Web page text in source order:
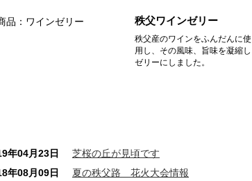
秩父ワインゼリー
秩父産のワインをふんだんに使
用し、その風味、旨味を凝縮し
ゼリーにしました。
年04月23日
芝桜の丘が見頃です
年08月09日
夏の秩父路 花火大会情報